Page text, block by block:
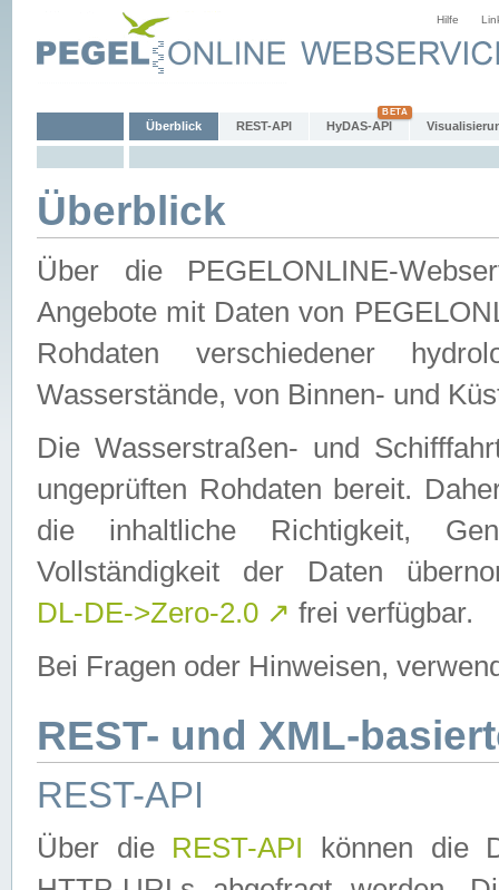
Hilfe
Überblick REST-API HyDAS-API
Überblick
Über die PEGELONLINE-
Angebote mit Daten von
Rohdaten verschiedener
Wasserstände, von Binnen- und
Die Wasserstraßen- und
ungeprüften Rohdaten bereit.
die inhaltliche Richtigkeit,
Vollständigkeit der Daten
DL-DE->Zero-2.0 ↗ frei verfügbar.
Bei Fragen oder Hinweisen,
REST- und XML-
REST-API
Über die REST-API können die